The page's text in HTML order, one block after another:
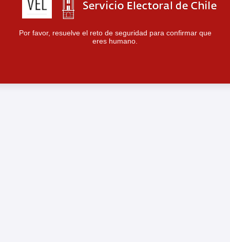
Por favor, resuelve el reto de seguridad para confirmar que
eres humano.